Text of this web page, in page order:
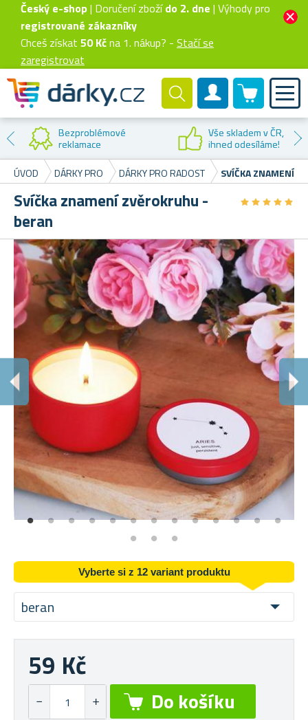
Český e-shop| Doručení zbožído 2. dne | Výhody pro
registrované zákazníky
Chceš získat 50 Kčna 1. nákup? - Stačí se
zaregistrovat
Zákaznický účet
0 produktů
Bezproblémové
reklamace
Vše skladem v ČR,
ihned odesíláme!
ÚVOD
DÁRKY PRO DÁRKY PRO RADOST SVÍČKA ZNAMENÍ
Svíčka znamení zvěrokruhu -
beran
★★★★★
★★★★★
Vyberte si z 12 variant produktu
beran
59 Kč